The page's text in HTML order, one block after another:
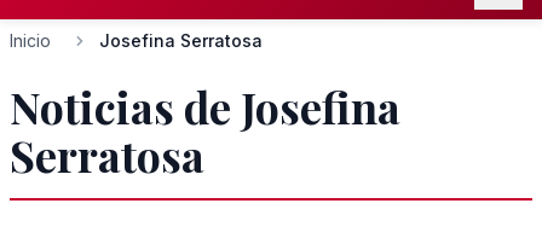
Inicio Josefina Serratosa
Noticias de Josefina
Serratosa